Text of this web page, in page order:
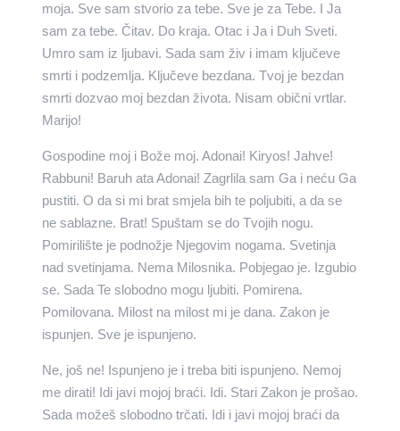
moja. Sve sam stvorio za tebe. Sve je za Tebe. I Ja
sam za tebe. Čitav. Do kraja. Otac i Ja i Duh Sveti.
Umro sam iz ljubavi. Sada sam živ i imam ključeve
smrti i podzemlja. Ključeve bezdana. Tvoj je bezdan
smrti dozvao moj bezdan života. Nisam obični vrtlar.
Marijo!
Gospodine moj i Bože moj. Adonai! Kiryos! Jahve!
Rabbuni! Baruh ata Adonai! Zagrlila sam Ga i neću Ga
pustiti. O da si mi brat smjela bih te poljubiti, a da se
ne sablazne. Brat! Spuštam se do Tvojih nogu.
Pomirilište je podnožje Njegovim nogama. Svetinja
nad svetinjama. Nema Milosnika. Pobjegao je. Izgubio
se. Sada Te slobodno mogu ljubiti. Pomirena.
Pomilovana. Milost na milost mi je dana. Zakon je
ispunjen. Sve je ispunjeno.
Ne, još ne! Ispunjeno je i treba biti ispunjeno. Nemoj
me dirati! Idi javi mojoj braći. Idi. Stari Zakon je prošao.
Sada možeš slobodno trčati. Idi i javi mojoj braći da